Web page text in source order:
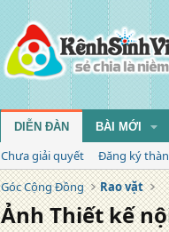
DIỄN ĐÀN BÀI MỚI
Chưa giải quyết
Đăng ký
Góc Cộng Đồng
Rao vặt
Ảnh Thiết kế